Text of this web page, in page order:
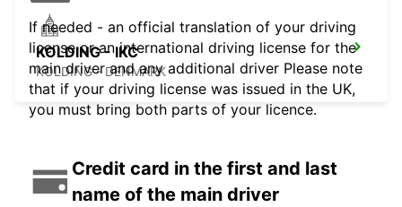
KOLDING - IKC
KOLDING - DENMARK
If needed - an official translation of your driving
license or an international driving license for the
main driver and any additional driver Please note
that if your driving license was issued in the UK,
you must bring both parts of your licence.
Credit card in the first and last
name of the main driver